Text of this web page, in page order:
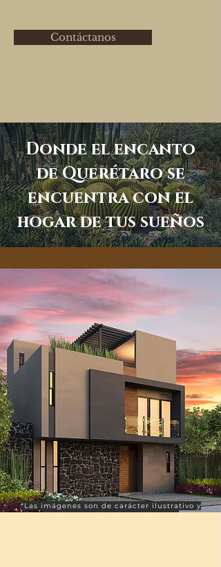
Contáctanos
Donde el encanto
de Querétaro se
encuentra con el
hogar de tus sueños
*Las imágenes son de carácter ilustrativo y
pueden cambiar sin previo aviso